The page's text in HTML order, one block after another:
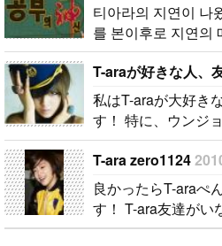
티아라의 지연이 나
를 본이후로 지연의
ラの遅れが出てき
をボンイフロ遅延
う..
私はT-araが大好き
す！ 特に、ウンジ
(^-^)o 同じくT-ara
ぜひメールしてく
レゼ..
T-ara zero1124
良かったらT-araぺ
す！ T-ara友達がい